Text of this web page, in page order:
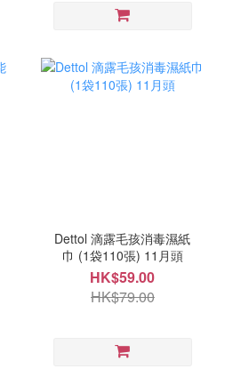
Dettol 滴露毛孩消毒濕紙
巾 (1袋110張) 11月頭
HK$59.00
HK$79.00